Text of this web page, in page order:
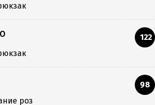
122
98
роз